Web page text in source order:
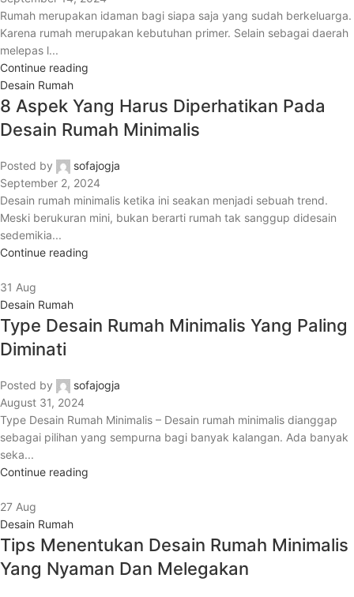
Rumah merupakan idaman bagi siapa saja yang sudah berkeluarga.
Karena rumah merupakan kebutuhan primer. Selain sebagai daerah
melepas l...
Continue reading
Desain Rumah
8 Aspek Yang Harus Diperhatikan Pada
Desain Rumah Minimalis
Posted by
sofajogja
September 2, 2024
Desain rumah minimalis ketika ini seakan menjadi sebuah trend.
Meski berukuran mini, bukan berarti rumah tak sanggup didesain
sedemikia...
Continue reading
31 Aug
Desain Rumah
Type Desain Rumah Minimalis Yang Paling
Diminati
Posted by
sofajogja
August 31, 2024
Type Desain Rumah Minimalis – Desain rumah minimalis dianggap
sebagai pilihan yang sempurna bagi banyak kalangan. Ada banyak
seka...
Continue reading
27 Aug
Desain Rumah
Tips Menentukan Desain Rumah Minimalis
Yang Nyaman Dan Melegakan